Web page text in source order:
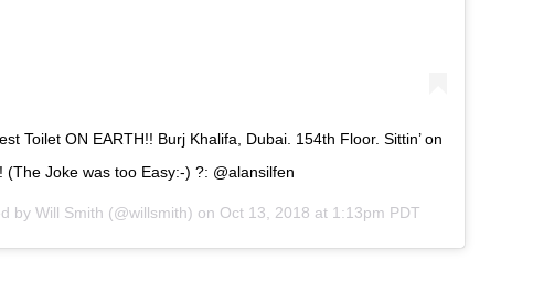
Toilet ON EARTH!! Burj Khalifa, Dubai. 154th Floor. Sittin’ on
(The Joke was too Easy:-) ?: @alansilfen
by Will Smith (@willsmith) on Oct 13, 2018 at 1:13pm PDT